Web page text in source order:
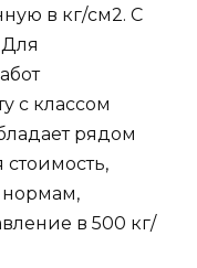
в кг/см2. С
с классом
рядом
стоимость,
нормам,
в 500 кг/